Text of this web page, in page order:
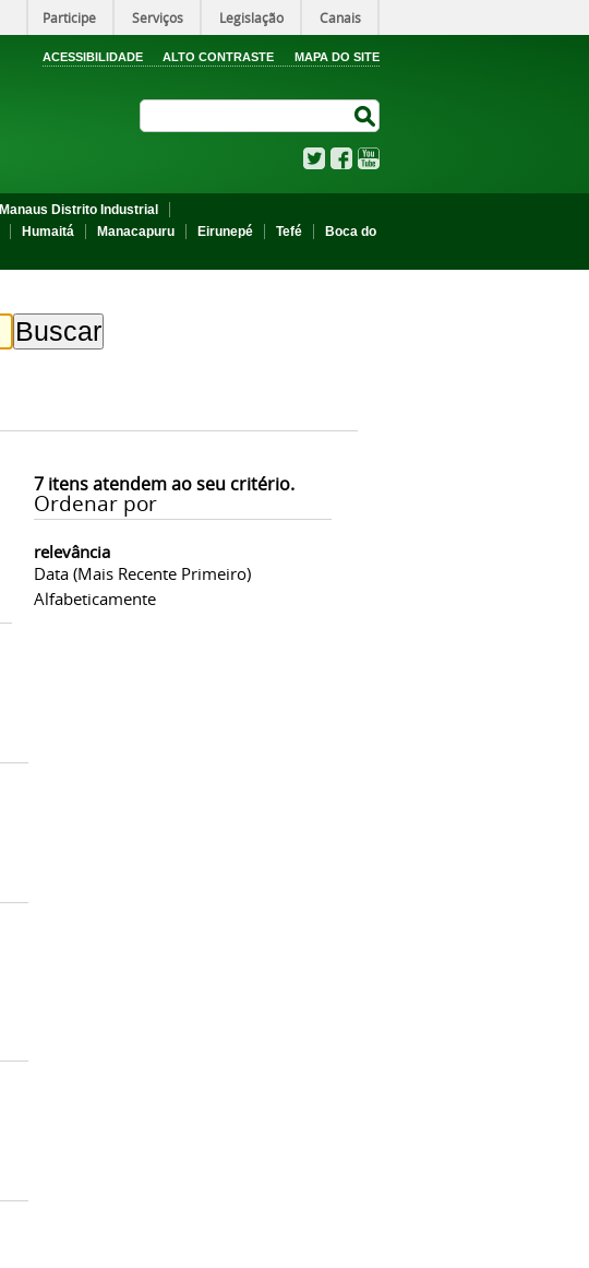
Participe Serviços Legislação Canais
ACESSIBILIDADE ALTO CONTRASTE MAPA DO SITE
TwitterFacebook
Manaus Distrito Industrial
Humaitá Manacapuru Eirunepé Tefé
Boca do
7itens atendem ao seu critério.
Ordenar por
relevância
Data (mais Recente Primeiro)
Alfabeticamente